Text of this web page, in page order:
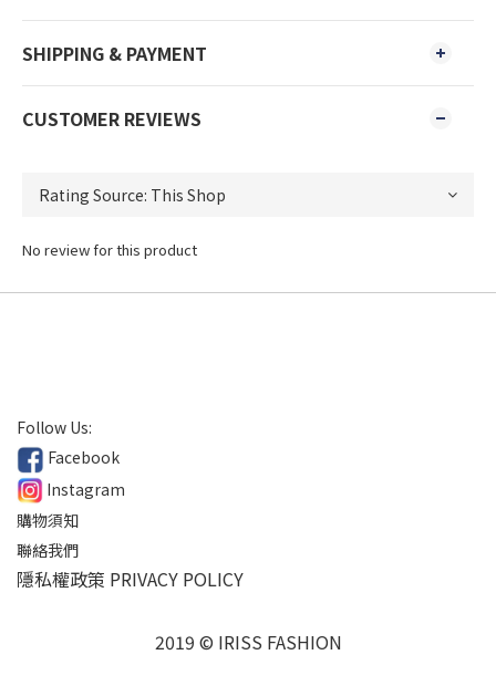
SHIPPING & PAYMENT
CUSTOMER REVIEWS
No review for this product
Follow Us:
Facebook
Instagram
購物須知
聯絡我們
隱私權政策 PRIVACY POLICY
2019 © IRISS FASHION